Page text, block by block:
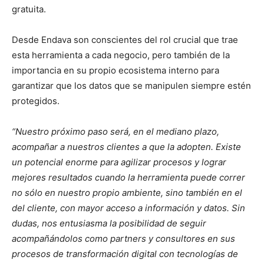
gratuita.
Desde Endava son conscientes del rol crucial que trae
esta herramienta a cada negocio, pero también de la
importancia en su propio ecosistema interno para
garantizar que los datos que se manipulen siempre estén
protegidos.
“Nuestro próximo paso será, en el mediano plazo,
acompañar a nuestros clientes a que la adopten. Existe
un potencial enorme para agilizar procesos y lograr
mejores resultados cuando la herramienta puede correr
no sólo en nuestro propio ambiente, sino también en el
del cliente, con mayor acceso a información y datos. Sin
dudas, nos entusiasma la posibilidad de seguir
acompañándolos como partners y consultores en sus
procesos de transformación digital con tecnologías de